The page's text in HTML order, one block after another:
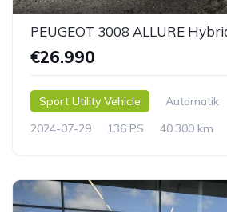
PEUGEOT 3008 ALLURE
€26.990
Sport Utility Vehicle Automatik
2024-07-29
136 PS 40.300 km